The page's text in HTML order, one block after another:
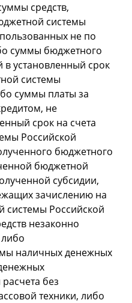
средств,
системы
не по
суммы бюджетного
в установленный срок
системы
суммы платы за
не
срок на счета
Российской
бюджетного
бюджетной
субсидии,
зачислению на
системы Российской
незаконно
наличных денежных
без
техники, либо